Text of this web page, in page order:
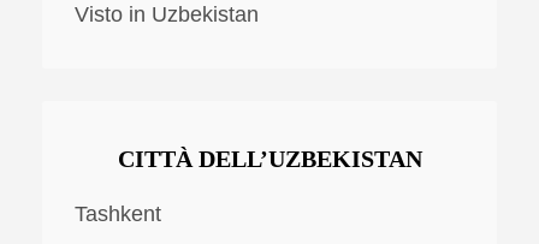
Visto in Uzbekistan
CITTÀ DELL’UZBEKISTAN
Tashkent